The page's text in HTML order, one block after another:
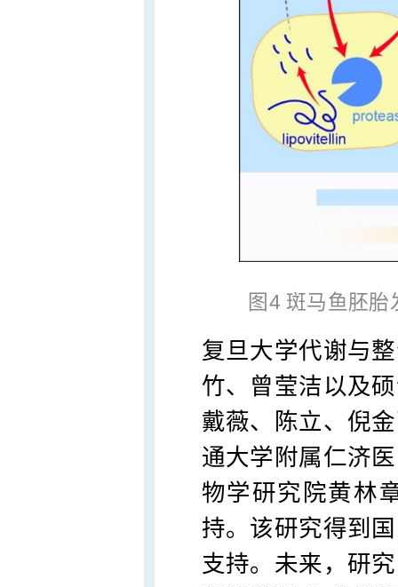
图4 斑马鱼胚
复旦大学代谢与
竹、曾莹洁以及
戴薇、陈立、倪
通大学附属仁济
物学研究院黄林
持。该研究得到
支持。未来，研